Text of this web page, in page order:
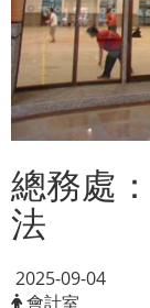
總務處
法
2025-09-04
會計室